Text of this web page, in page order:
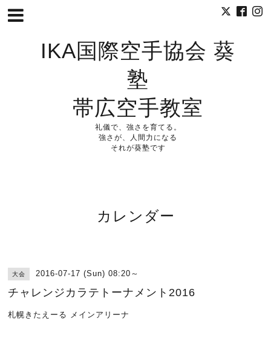
IKA国際空手協会 葵
塾
帯広空手教室
礼儀で、強さを育てる。
強さが、人間力になる
それが葵塾です
カレンダー
大会 2016-07-17 (Sun) 08:20～
チャレンジカラテトーナメント2016
札幌きたえーる メインアリーナ